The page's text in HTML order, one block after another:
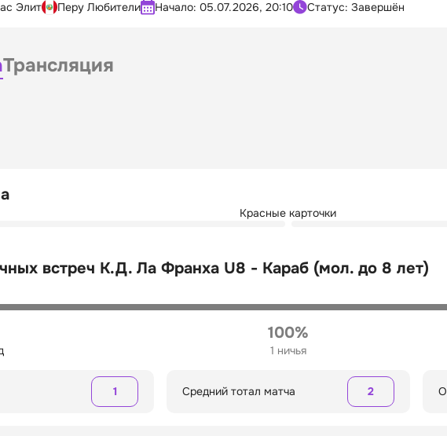
Элит Перу Любители Начало: 05.07.2026, 20:10 Статус: Завершён
Трансляция
Красные карточки
встреч К.Д. Ла Франха U8 - Караб (мол. до 8 лет)
100%
1 ничья
1 Средний тотал матча 2